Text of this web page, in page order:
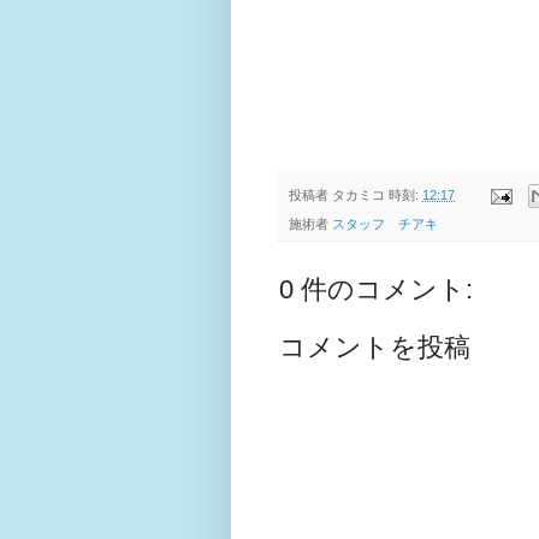
投稿者 タカミコ 時刻: 12:17
施術者 スタッフ チアキ
0 件のコメント:
コメントを投稿